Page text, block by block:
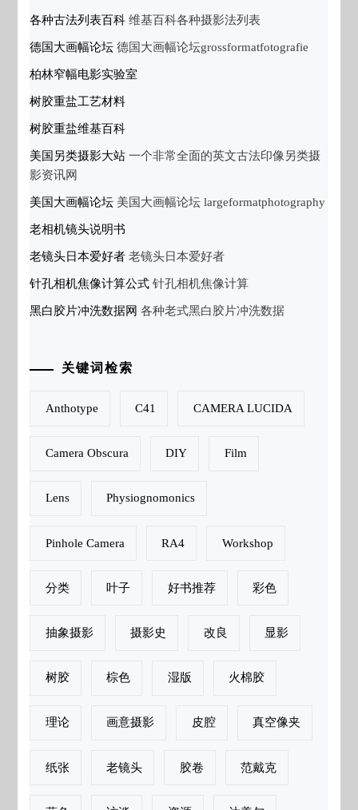
各种古法列表百科 维基百科各种摄影法列表
德国大画幅论坛 德国大画幅论坛grossformatfotografie
柏林窄幅电影实验室
树胶重盐工艺材料
树胶重盐维基百科
美国另类摄影大站 一个非常全面的英文古法印像另类摄
影资讯网
美国大画幅论坛 美国大画幅论坛 largeformatphotography
老相机镜头说明书
老镜头日本爱好者 老镜头日本爱好者
针孔相机焦像计算公式 针孔相机焦像计算
黑白胶片冲洗数据网 各种老式黑白胶片冲洗数据
关键词检索
Anthotype C41 CAMERA LUCIDA
Camera Obscura DIY Film
Lens Physiognomonics
Pinhole Camera RA4 Workshop
分类 叶子 好书推荐 彩色
抽象摄影 摄影史 改良 显影
树胶 棕色 湿版 火棉胶
理论 画意摄影 皮腔 真空像夹
纸张 老镜头 胶卷 范戴克